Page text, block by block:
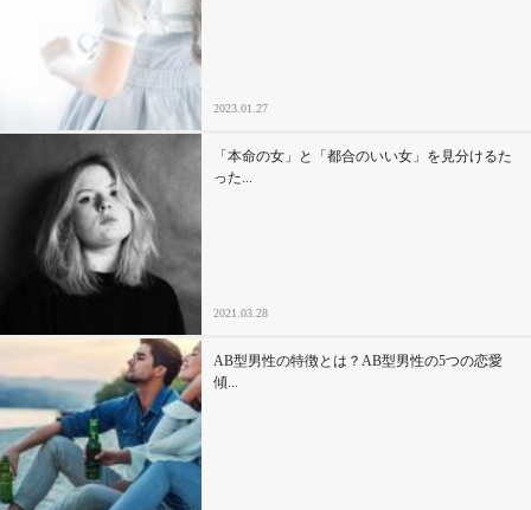
2023.01.27
「本命の女」と「都合のいい女」を見分けるた
った...
2021.03.28
AB型男性の特徴とは？AB型男性の5つの恋愛
傾...